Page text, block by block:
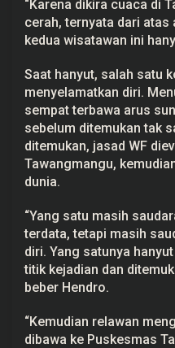
“Karena dikira cuaca di
cerah, ternyata dari atas
kedua wisatawan ini
Saat hanyut, salah satu
menyelamatkan diri.
sempat terbawa arus
sebelum ditemukan tak
ditemukan, jasad WF
Tawangmangu,
dunia.
“Yang satu masih
terdata, tetapi masih
diri. Yang satunya
titik kejadian dan
beber Hendro.
“Kemudian relawan
dibawa ke Puskesmas